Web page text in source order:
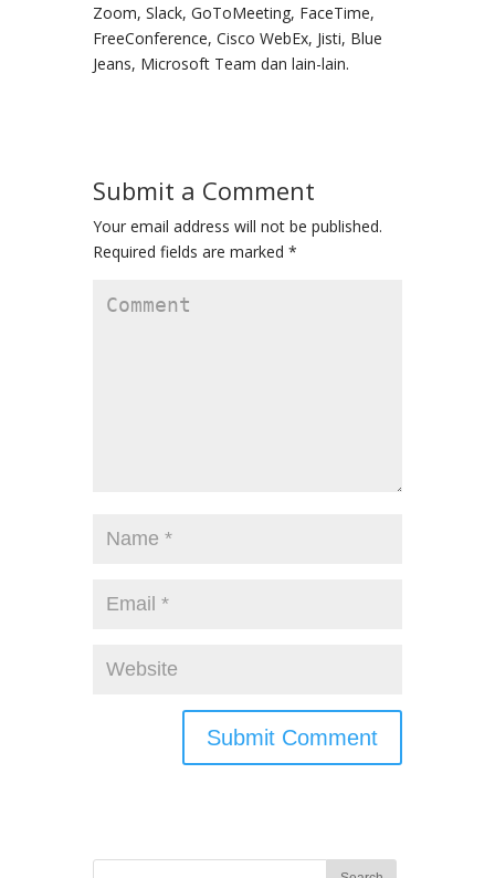
Zoom, Slack, GoToMeeting, FaceTime,
FreeConference, Cisco WebEx, Jisti, Blue
Jeans, Microsoft Team dan lain-lain.
Submit a Comment
Your email address will not be published.
Required fields are marked *